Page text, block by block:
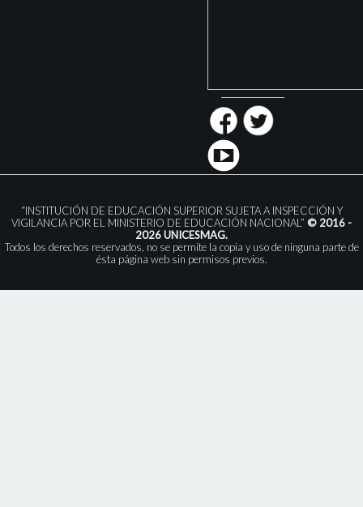
“INSTITUCIÓN DE EDUCACIÓN SUPERIOR SUJETA A INSPECCIÓN Y
VIGILANCIA POR EL MINISTERIO DE EDUCACIÓN NACIONAL” © 2016 -
2026 UNICESMAG.
Todos los derechos reservados, no se permite la copia y uso de ninguna parte de
ésta página web sin permisos previos.